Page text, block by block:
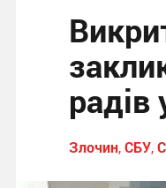
Злочин,СБУ,